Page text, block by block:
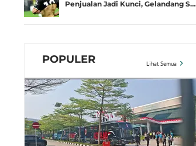
Penjualan Jadi Kunci, Gelandang S…
POPULER Lihat Semua